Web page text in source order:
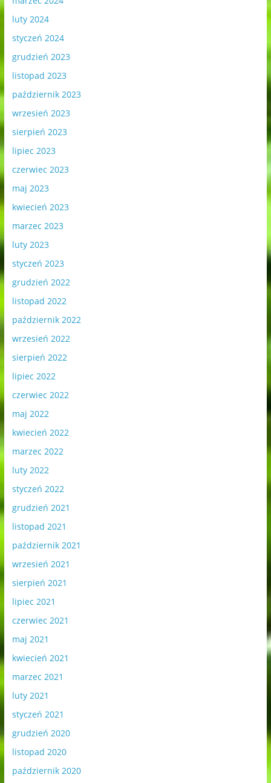
luty 2024
styczeń 2024
grudzień 2023
listopad 2023
październik 2023
wrzesień 2023
sierpień 2023
lipiec 2023
czerwiec 2023
maj 2023
kwiecień 2023
marzec 2023
luty 2023
styczeń 2023
grudzień 2022
listopad 2022
październik 2022
wrzesień 2022
sierpień 2022
lipiec 2022
czerwiec 2022
maj 2022
kwiecień 2022
marzec 2022
luty 2022
styczeń 2022
grudzień 2021
listopad 2021
październik 2021
wrzesień 2021
sierpień 2021
lipiec 2021
czerwiec 2021
maj 2021
kwiecień 2021
marzec 2021
luty 2021
styczeń 2021
grudzień 2020
listopad 2020
październik 2020